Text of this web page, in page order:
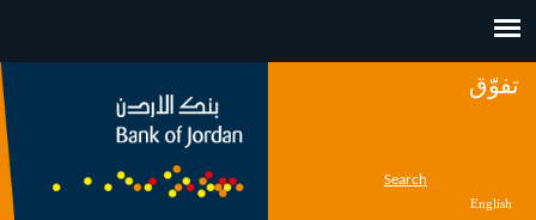
تفوّق
Search
English